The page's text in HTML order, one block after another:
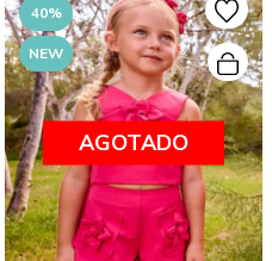
40%
NEW
AGOTADO